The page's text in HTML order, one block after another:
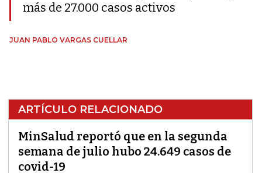
más de 27.000 casos activos
JUAN PABLO VARGAS CUELLAR
ARTÍCULO RELACIONADO
MinSalud reportó que en la segunda
semana de julio hubo 24.649 casos de
covid-19